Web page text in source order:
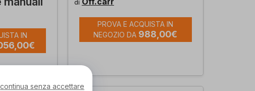
IN
di
PROVA E ACQUISTA IN
NEGOZIO DA 988,00€
continua senza accettare